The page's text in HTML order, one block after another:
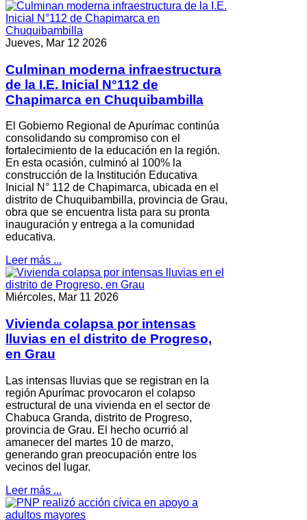
Jueves, Mar 12 2026
Culminan moderna infraestructura
de la I.E. Inicial N°112 de
Chapimarca en Chuquibambilla
El Gobierno Regional de Apurímac continúa
consolidando su compromiso con el
fortalecimiento de la educación en la región.
En esta ocasión, culminó al 100% la
construcción de la Institución Educativa
Inicial N° 112 de Chapimarca, ubicada en el
distrito de Chuquibambilla, provincia de Grau,
obra que se encuentra lista para su pronta
inauguración y entrega a la comunidad
educativa.
Leer más ...
Miércoles, Mar 11 2026
Vivienda colapsa por intensas
lluvias en el distrito de Progreso,
en Grau
Las intensas lluvias que se registran en la
región Apurímac provocaron el colapso
estructural de una vivienda en el sector de
Chabuca Granda, distrito de Progreso,
provincia de Grau. El hecho ocurrió al
amanecer del martes 10 de marzo,
generando gran preocupación entre los
vecinos del lugar.
Leer más ...